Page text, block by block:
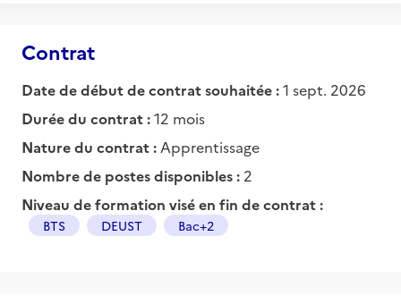
Contrat
Date de début de contrat souhaitée :1 sept. 2026
Durée du contrat :12 mois
Nature du contrat : Apprentissage
Nombre de postes disponibles : 2
Niveau de formation visé en fin de contrat :
BTS DEUST Bac+2